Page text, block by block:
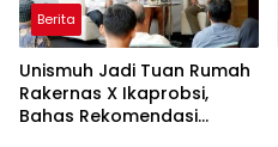
Berita
Unismuh Jadi Tuan Rumah
Rakernas X Ikaprobsi,
Bahas Rekomendasi